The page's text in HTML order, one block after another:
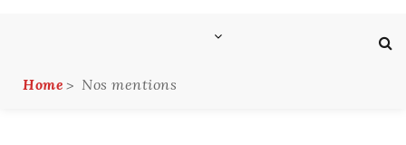
Home Nos mentions